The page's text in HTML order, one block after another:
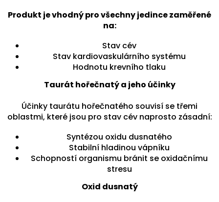
Produkt je vhodný pro všechny jedince zaměřené
na:
Stav cév
Stav kardiovaskulárního systému
Hodnotu krevního tlaku
Taurát hořečnatý a jeho účinky
Účinky taurátu hořečnatého souvisí se třemi
oblastmi, které jsou pro stav cév naprosto zásadní:
Syntézou oxidu dusnatého
Stabilní hladinou vápníku
Schopností organismu bránit se oxidačnímu
stresu
Oxid dusnatý